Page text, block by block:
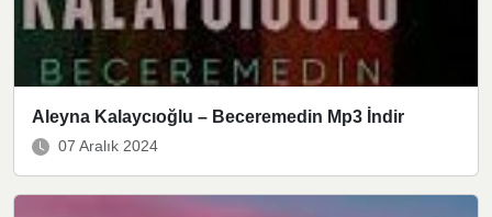
Aleyna Kalaycıoğlu – Beceremedin Mp3 İndir
07 Aralık 2024